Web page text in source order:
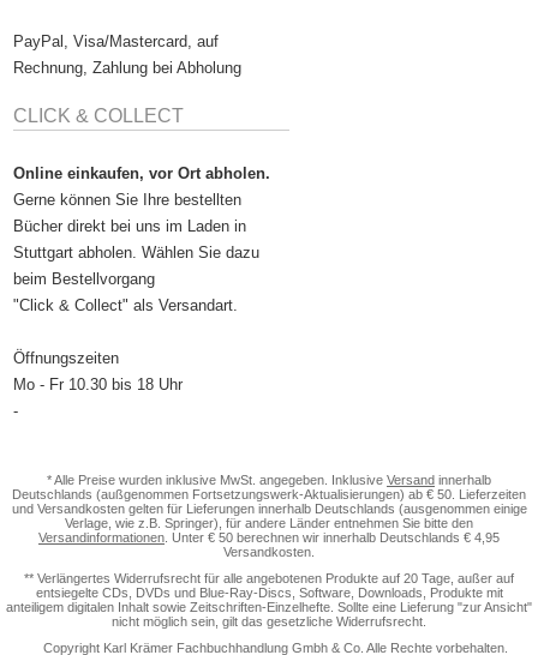
PayPal, Visa/Mastercard, auf
Rechnung, Zahlung bei Abholung
CLICK & COLLECT
Online einkaufen, vor Ort abholen.
Gerne können Sie Ihre bestellten
Bücher direkt bei uns im Laden in
Stuttgart abholen. Wählen Sie dazu
beim Bestellvorgang
"Click & Collect" als Versandart.
Öffnungszeiten
Mo - Fr 10.30 bis 18 Uhr
-
* Alle Preise wurden inklusive MwSt. angegeben. Inklusive Versand innerhalb
Deutschlands (außgenommen Fortsetzungswerk-Aktualisierungen) ab € 50. Lieferzeiten
und Versandkosten gelten für Lieferungen innerhalb Deutschlands (ausgenommen einige
Verlage, wie z.B. Springer), für andere Länder entnehmen Sie bitte den
Versandinformationen . Unter € 50 berechnen wir innerhalb Deutschlands € 4,95
Versandkosten.
** Verlängertes Widerrufsrecht für alle angebotenen Produkte auf 20 Tage, außer auf
entsiegelte CDs, DVDs und Blue-Ray-Discs, Software, Downloads, Produkte mit
anteiligem digitalen Inhalt sowie Zeitschriften-Einzelhefte. Sollte eine Lieferung "zur Ansicht"
nicht möglich sein, gilt das gesetzliche Widerrufsrecht.
Copyright Karl Krämer Fachbuchhandlung Gmbh & Co. Alle Rechte vorbehalten.